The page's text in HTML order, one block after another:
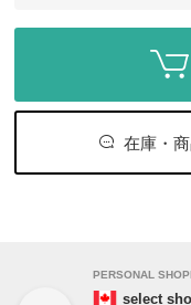
在庫・
PERSONAL
select